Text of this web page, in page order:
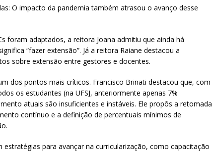
O impacto da pandemia também atrasou o avanço desse
foram adaptados, a reitora Joana admitiu que ainda há
“fazer extensão”. Já a reitora Raiane destacou a
sobre extensão entre gestores e docentes.
dos pontos mais críticos. Francisco Brinati destacou que, com
os estudantes (na UFSJ, anteriormente apenas 7%
atuais são insuficientes e instáveis. Ele propôs a retomada
contínuo e a definição de percentuais mínimos de
para avançar na curricularização, como capacitação